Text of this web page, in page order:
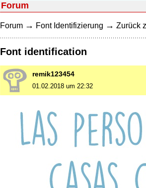
Forum
Forum → Font Identifizierung → Zurück
Font identification
remik123454
01.02.2018 um 22:32